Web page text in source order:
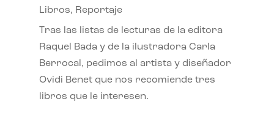
Libros, Reportaje
Tras las listas de lecturas de la editora
Raquel Bada y de la ilustradora Carla
Berrocal, pedimos al artista y diseñador
Ovidi Benet que nos recomiende tres
libros que le interesen.